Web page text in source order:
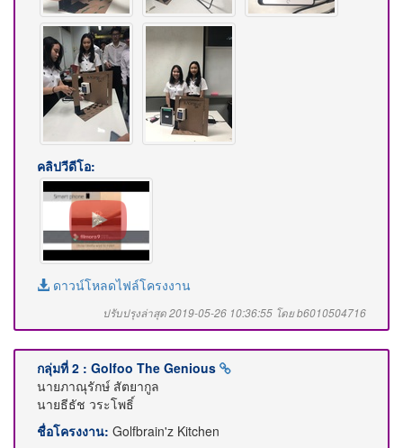
คลิปวีดีโอ:
ดาวน์โหลดไฟล์โครงงาน
ปรับปรุงล่าสุด 2019-05-26 10:36:55 โดย b6010504716
กลุ่มที่ 2 : Golfoo The Genious
นายภาณุรักษ์ สัตยากูล
นายธีธัช วระโพธิ์
ชื่อโครงงาน: Golfbrain'z Kitchen